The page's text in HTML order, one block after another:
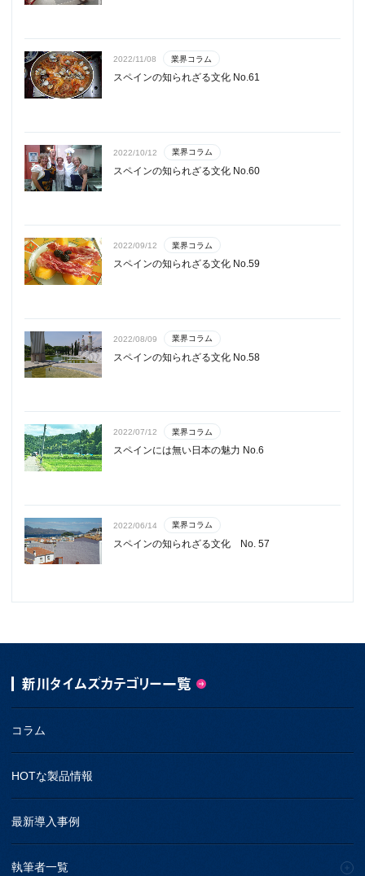
2022/11/08 業界コラム
スペインの知られざる文化 No.61
2022/10/12 業界コラム
スペインの知られざる文化 No.60
2022/09/12 業界コラム
スペインの知られざる文化 No.59
2022/08/09 業界コラム
スペインの知られざる文化 No.58
2022/07/12 業界コラム
スペインには無い日本の魅力 No.6
2022/06/14 業界コラム
スペインの知られざる文化 No. 57
新川タイムズカテゴリー一覧
コラム
HOTな製品情報
最新導入事例
執筆者一覧